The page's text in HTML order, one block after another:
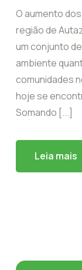
O aumento
região de
um conjunto
ambiente
comunidades
hoje se
Somando [...]
Leia mais